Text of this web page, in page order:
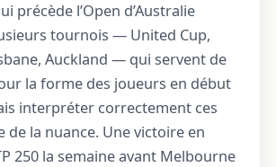
précède l’Open d’Australie
tournois — United Cup,
Auckland — qui servent de
la forme des joueurs en début
interpréter correctement ces
de la nuance. Une victoire en
250 la semaine avant Melbourne